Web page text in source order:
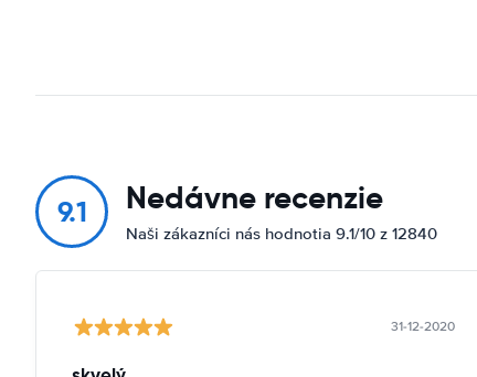
9.1 Nedávne recenzie
Naši zákazníci nás hodnotia 9.1/10 z 12840
31-12-2020